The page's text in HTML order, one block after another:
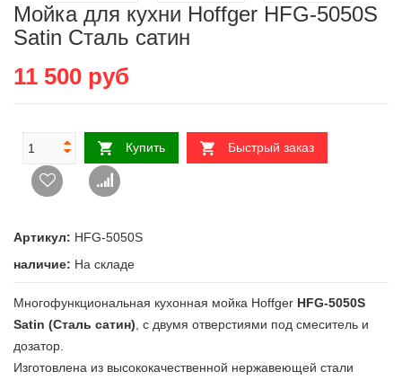
Мойка для кухни Hoffger HFG-5050S
Satin Сталь сатин
11 500 руб
Купить Быстрый заказ
Артикул: HFG-5050S
наличие: На складе
Многофункциональная кухонная мойка Hoffger HFG-5050S
Satin (Сталь сатин) , с двумя отверстиями под смеситель и
дозатор.
Изготовлена из высококачественной нержавеющей стали